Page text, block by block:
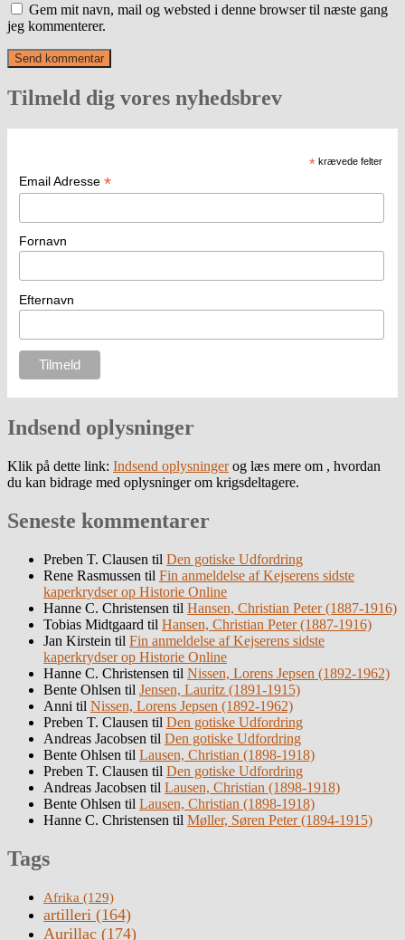
Gem mit navn, mail og websted i denne browser til næste gang
jeg kommenterer.
Tilmeld dig vores nyhedsbrev
* krævede felter
Email Adresse *
Fornavn
Efternavn
Indsend oplysninger
Klik på dette link: Indsend oplysningerog læs mere om , hvordan
du kan bidrage med oplysninger om krigsdeltagere.
Seneste kommentarer
Preben T. Clausen til Den gotiske Udfordring
Rene Rasmussen til Fin anmeldelse af Kejserens sidste
kaperkrydser op Historie Online
Hanne C. Christensen til Hansen, Christian Peter (1887-1916)
Tobias Midtgaard til Hansen, Christian Peter (1887-1916)
Jan Kirstein til Fin anmeldelse af Kejserens sidste
kaperkrydser op Historie Online
Hanne C. Christensen til Nissen, Lorens Jepsen (1892-1962)
Bente Ohlsen til Jensen, Lauritz (1891-1915)
Anni til Nissen, Lorens Jepsen (1892-1962)
Preben T. Clausen til Den gotiske Udfordring
Andreas Jacobsen til Den gotiske Udfordring
Bente Ohlsen til Lausen, Christian (1898-1918)
Preben T. Clausen til Den gotiske Udfordring
Andreas Jacobsen til Lausen, Christian (1898-1918)
Bente Ohlsen til Lausen, Christian (1898-1918)
Hanne C. Christensen til Møller, Søren Peter (1894-1915)
Tags
Afrika (129)
artilleri (164)
Aurillac (174)